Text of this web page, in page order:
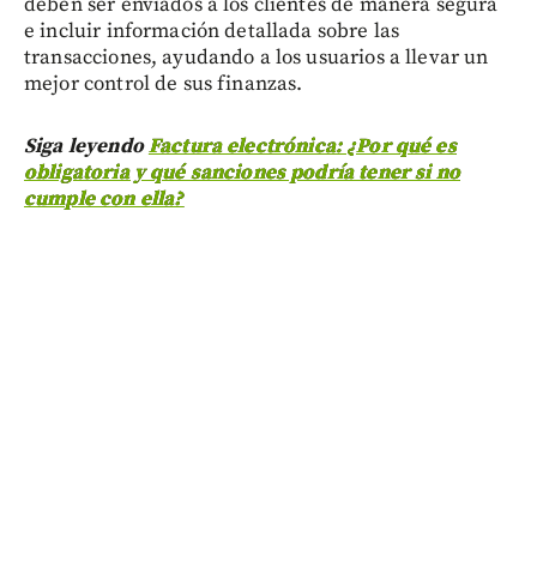
deben ser enviados a los clientes de manera segura
e incluir información detallada sobre las
transacciones, ayudando a los usuarios a llevar un
mejor control de sus finanzas.
Siga leyendoFactura electrónica: ¿Por qué es
obligatoria y qué sanciones podría tener si no
cumple con ella?